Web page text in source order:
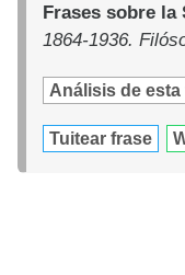
Frases sobre la
1864-1936.
Análisis de esta
Tuitear frase